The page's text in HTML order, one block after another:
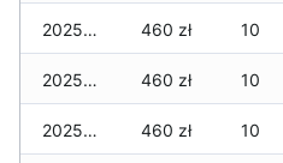
2025-12-11 460 zł 10
2025-12-10 460 zł 10
2025-12-09 460 zł 10